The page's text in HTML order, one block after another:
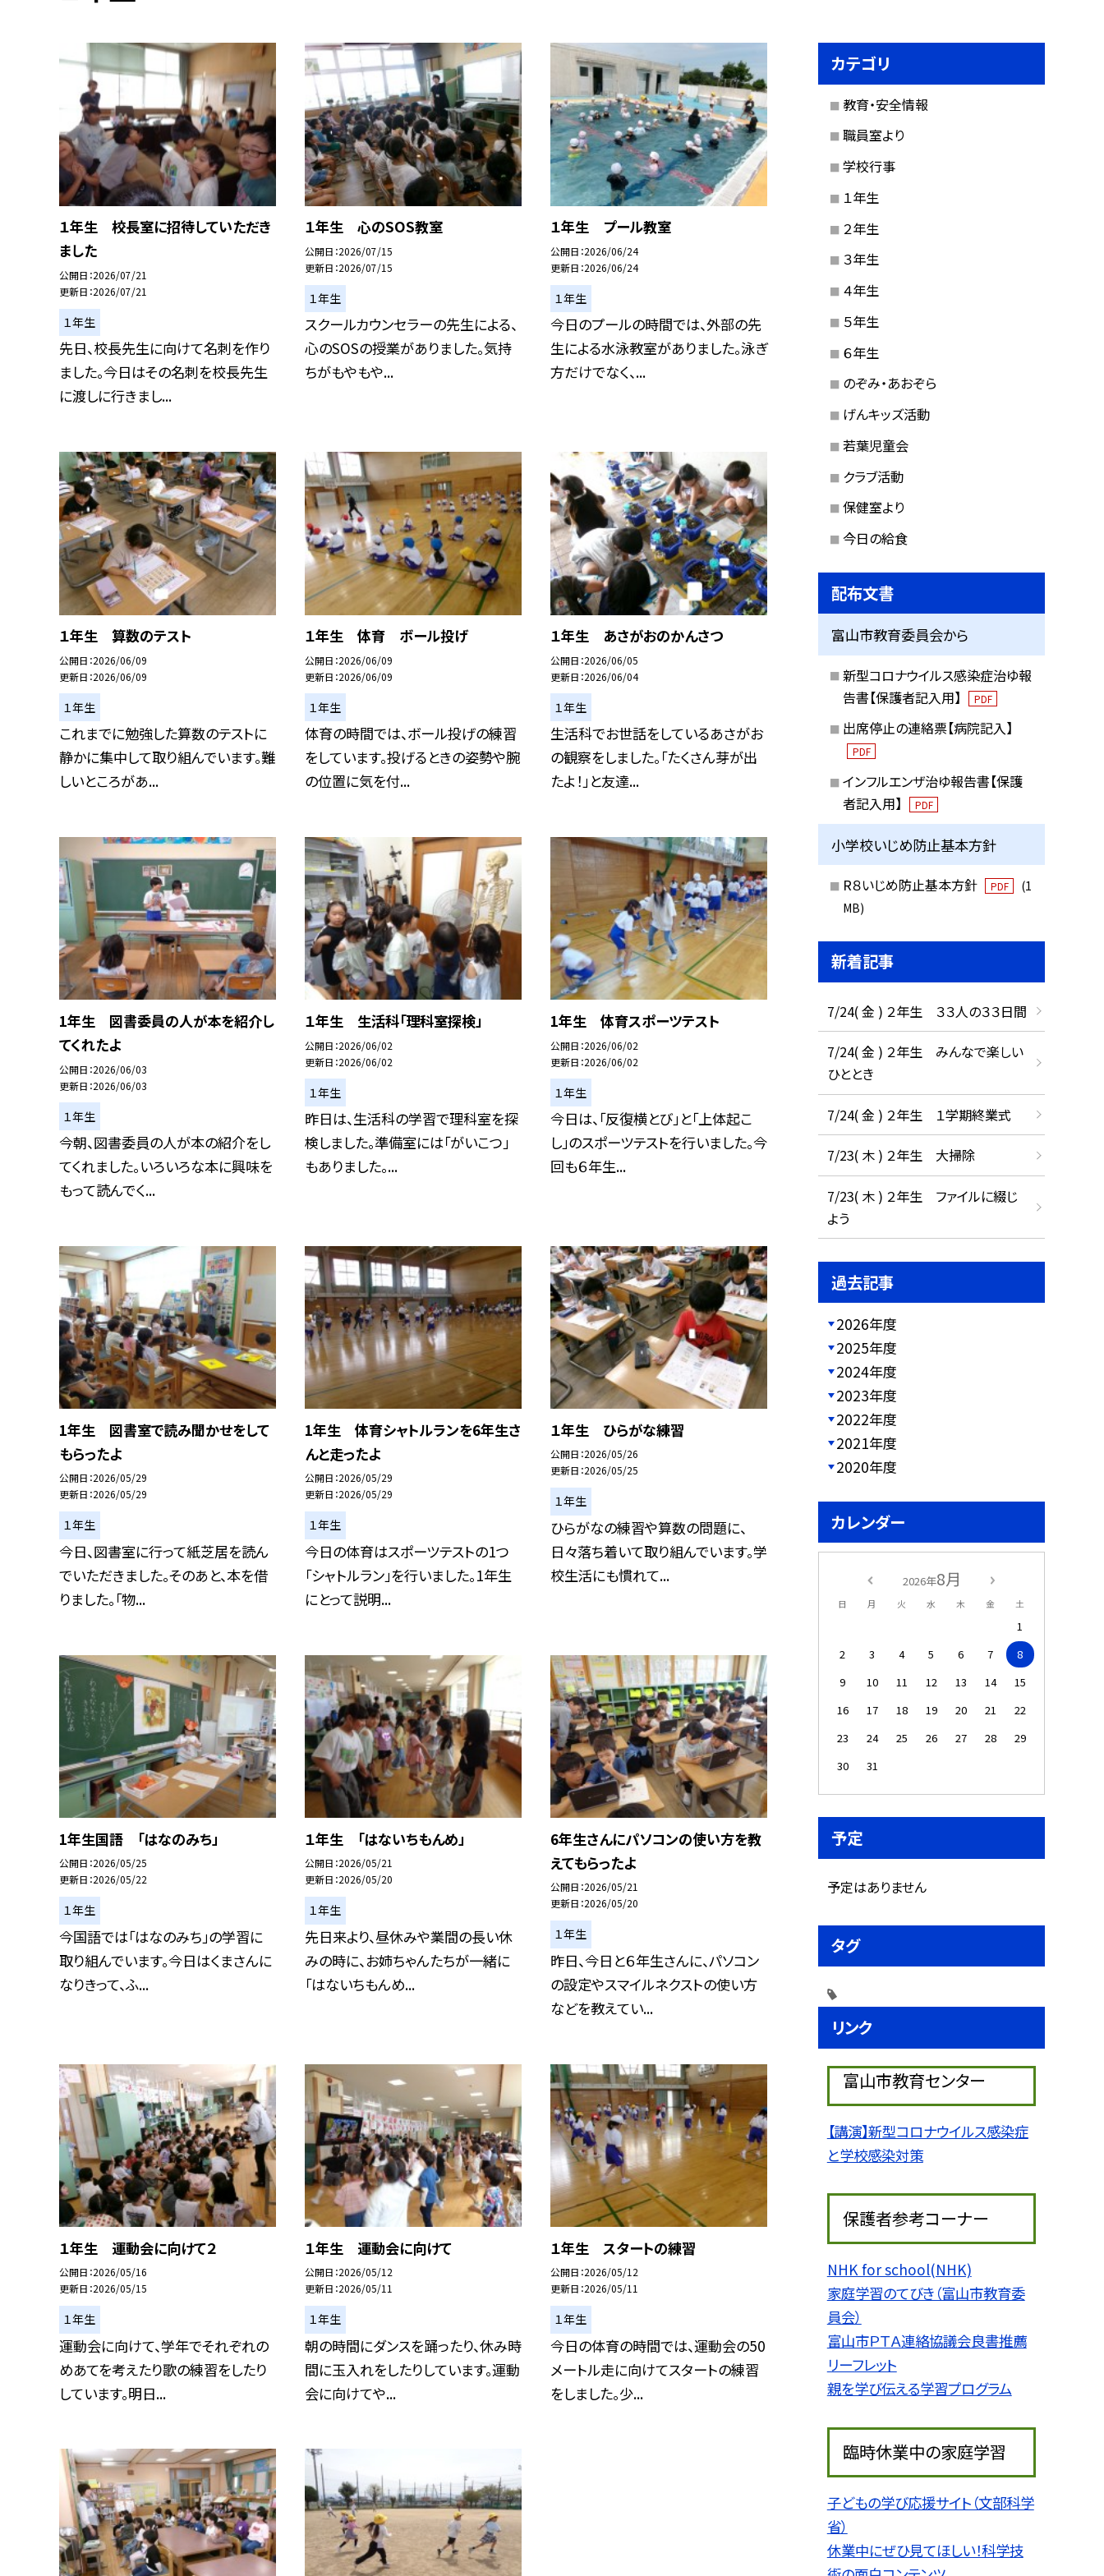
１年生 校長室に招待していただき
ました
公開日 2026/07/21
更新日 2026/07/21
１年生
先日、校長先生に向けて名刺を作り
ました。今日はその名刺を校長先生
に渡しに行きまし...
１年生 心のSOS教室
公開日 2026/07/15
更新日 2026/07/15
１年生
スクールカウンセラーの先生による、
心のSOSの授業がありました。気持
ちがもやもや...
１年生 プール教室
公開日 2026/06/24
更新日 2026/06/24
１年生
今日のプールの時間では、外部の先
生による水泳教室がありました。泳ぎ
方だけでなく、...
１年生 算数のテスト
公開日 2026/06/09
更新日 2026/06/09
１年生
これまでに勉強した算数のテストに
静かに集中して取り組んでいます。難
しいところがあ...
１年生 体育 ボール投げ
公開日 2026/06/09
更新日 2026/06/09
１年生
体育の時間では、ボール投げの練習
をしています。投げるときの姿勢や腕
の位置に気を付...
１年生 あさがおのかんさつ
公開日 2026/06/05
更新日 2026/06/04
１年生
生活科でお世話をしているあさがお
の観察をしました。「たくさん芽が出
たよ！」と友達...
1年生 図書委員の人が本を紹介し
てくれたよ
公開日 2026/06/03
更新日 2026/06/03
１年生
今朝、図書委員の人が本の紹介をし
てくれました。いろいろな本に興味を
もって読んでく...
１年生 生活科「理科室探検」
公開日 2026/06/02
更新日 2026/06/02
１年生
昨日は、生活科の学習で理科室を探
検しました。準備室には「がいこつ」
もありました。...
1年生 体育スポーツテスト
公開日 2026/06/02
更新日 2026/06/02
１年生
今日は、「反復横とび」と「上体起こ
し」のスポーツテストを行いました。今
回も６年生...
1年生 図書室で読み聞かせをして
もらったよ
公開日 2026/05/29
更新日 2026/05/29
１年生
今日、図書室に行って紙芝居を読ん
でいただきました。そのあと、本を借
りました。「物...
1年生 体育シャトルランを6年生さ
んと走ったよ
公開日 2026/05/29
更新日 2026/05/29
１年生
今日の体育はスポーツテストの1つ
「シャトルラン」を行いました。1年生
にとって説明...
１年生 ひらがな練習
公開日 2026/05/26
更新日 2026/05/25
１年生
ひらがなの練習や算数の問題に、
日々落ち着いて取り組んでいます。学
校生活にも慣れて...
1年生国語 「はなのみち」
公開日 2026/05/25
更新日 2026/05/22
１年生
今国語では「はなのみち」の学習に
取り組んでいます。今日はくまさんに
なりきって、ふ...
１年生 「はないちもんめ」
公開日 2026/05/21
更新日 2026/05/20
１年生
先日来より、昼休みや業間の長い休
みの時に、お姉ちゃんたちが一緒に
「はないちもんめ...
6年生さんにパソコンの使い方を教
えてもらったよ
公開日 2026/05/21
更新日 2026/05/20
１年生
昨日、今日と６年生さんに、パソコン
の設定やスマイルネクストの使い方
などを教えてい...
１年生 運動会に向けて２
公開日 2026/05/16
更新日 2026/05/15
１年生
運動会に向けて、学年でそれぞれの
めあてを考えたり歌の練習をしたり
しています。明日...
１年生 運動会に向けて
公開日 2026/05/12
更新日 2026/05/11
１年生
朝の時間にダンスを踊ったり、休み時
間に玉入れをしたりしています。運動
会に向けてや...
１年生 スタートの練習
公開日 2026/05/12
更新日 2026/05/11
１年生
今日の体育の時間では、運動会の50
メートル走に向けてスタートの練習
をしました。少...
カテゴリ
教育・安全情報
職員室より
学校行事
１年生
２年生
３年生
４年生
５年生
６年生
のぞみ・あおぞら
げんキッズ活動
若葉児童会
クラブ活動
保健室より
今日の給食
配布文書
富山市教育委員会から
新型コロナウイルス感染症治ゆ報
告書【保護者記入用】
PDF
出席停止の連絡票【病院記入】
PDF
インフルエンザ治ゆ報告書【保護
者記入用】
PDF
小学校いじめ防止基本方針
R８いじめ防止基本方針 PDF
(1
MB)
新着記事
7/24( 金 ) ２年生 ３３人の３３日間
7/24( 金 ) ２年生 みんなで楽しい
ひととき
7/24( 金 ) ２年生 １学期終業式
7/23( 木 ) ２年生 大掃除
7/23( 木 ) ２年生 ファイルに綴じ
よう
過去記事
2026年度
2025年度
2024年度
2023年度
2022年度
2021年度
2020年度
カレンダー
2026年8月
日 月 火 水 木 金 土
1
2
3 4 5 6 7
8
9
10 11 12 13 14
15
16
17 18 19 20 21
22
23
24 25 26 27 28
29
30
31
予定
予定はありません
タグ
リンク
富山市教育センター
【講演】新型コロナウイルス感染症
と学校感染対策
保護者参考コーナー
NHK for school(NHK)
家庭学習のてびき（富山市教育委
員会）
富山市ＰＴＡ連絡協議会良書推薦
リーフレット
親を学び伝える学習プログラム
臨時休業中の家庭学習
子どもの学び応援サイト（文部科学
省）
休業中にぜひ見てほしい！科学技